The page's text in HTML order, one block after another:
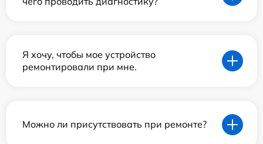
Я хочу, чтобы мое устройство
ремонтировали при мне.
Можно ли присутствовать при ремонте?